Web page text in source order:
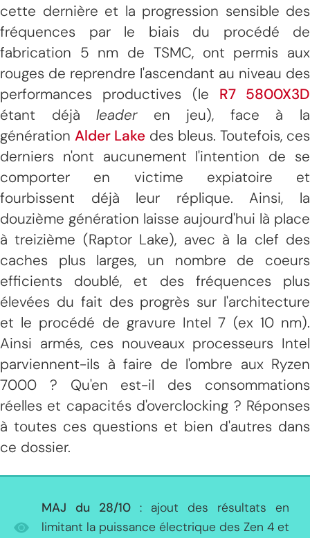
cette dernière et la progression sensible des
fréquences par le biais du procédé de
fabrication 5 nm de TSMC, ont permis aux
rouges de reprendre l'ascendant au niveau des
performances productives (le R7 5800X3D
étant déjàleaderen jeu), face à la
génération Alder Lake des bleus. Toutefois, ces
derniers n'ont aucunement l'intention de se
comporter en victime expiatoire et
fourbissent déjà leur réplique. Ainsi, la
douzième génération laisse aujourd'hui là place
à treizième (Raptor Lake), avec à la clef des
caches plus larges, un nombre de coeurs
efficients doublé, et des fréquences plus
élevées du fait des progrès sur l'architecture
et le procédé de gravure Intel 7 (ex 10 nm).
Ainsi armés, ces nouveaux processeurs Intel
parviennent-ils à faire de l'ombre aux Ryzen
7000 ? Qu'en est-il des consommations
réelles et capacités d'overclocking ? Réponses
à toutes ces questions et bien d'autres dans
ce dossier.
MAJ du 28/10 : ajout des résultats en
limitant la puissance électrique des Zen 4 et